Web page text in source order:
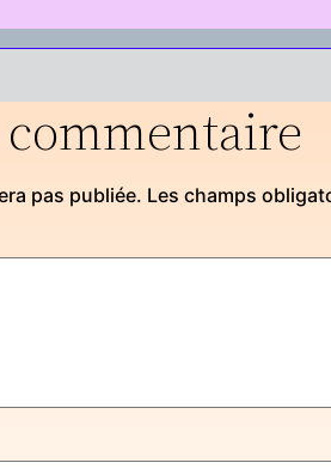
pas publiée. Les champs